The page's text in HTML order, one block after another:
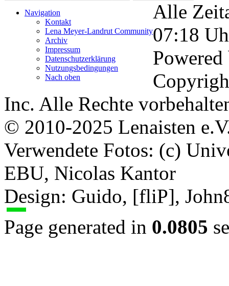
Navigation
Kontakt
Lena Meyer-Landrut Community
Archiv
Impressum
Datenschutzerklärung
Nutzungsbedingungen
Nach oben
Alle
07:18
Inc. Alle Rechte
© 2010-2025 Lenaisten
Verwendete Fotos: (c)
EBU, Nicolas Kantor
Design: Guido, [fliP],
Page generated in 0.0805